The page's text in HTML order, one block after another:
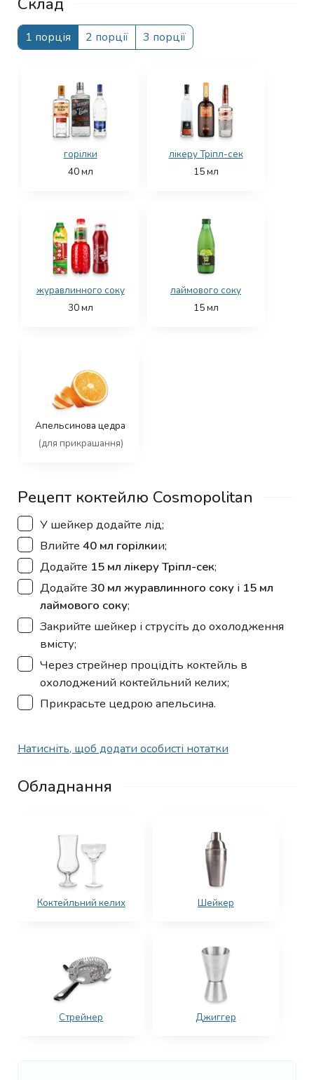
1 порція 2 порції 3 порції
горілки
40мл
лікеру Тріпл-сек
15мл
журавлинного соку
30мл
лаймового соку
15мл
Апельсинова цедра
(для прикрашання)
Рецепт коктейлю Cosmopolitan
▢
У шейкер додайте лід;
▢
Влийте 40 мл горілкии;
▢
Додайте 15 мл лікеру Тріпл-сек;
▢
Додайте 30 мл журавлинного соку і 15 мл
лаймового соку;
▢
Закрийте шейкер і струсіть до охолодження
вмісту;
▢
Через стрейнер процідіть коктейль в
охолоджений коктейльний келих;
▢
Прикрасьте цедрою апельсина.
Натисніть, щоб додати особисті нотатки
Обладнання
Коктейльний келих Шейкер
Стрейнер Джиггер